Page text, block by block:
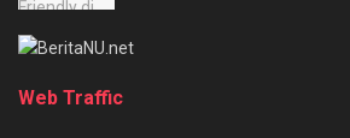
Web Traffic